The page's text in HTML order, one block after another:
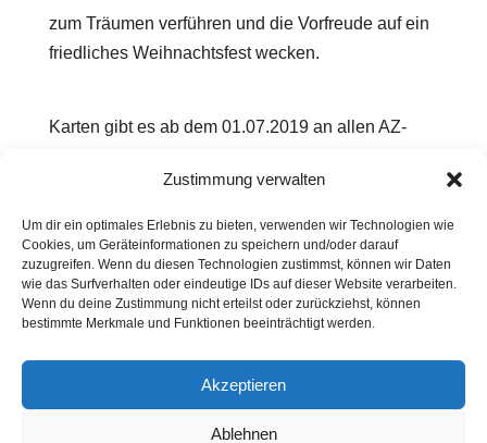
Zustimmung verwalten
Um dir ein optimales Erlebnis zu bieten, verwenden wir Technologien wie
Cookies, um Geräteinformationen zu speichern und/oder darauf
zuzugreifen. Wenn du diesen Technologien zustimmst, können wir Daten
wie das Surfverhalten oder eindeutige IDs auf dieser Website verarbeiten.
Wenn du deine Zustimmung nicht erteilst oder zurückziehst, können
bestimmte Merkmale und Funktionen beeinträchtigt werden.
Akzeptieren
Ablehnen
zum Träumen verführen und die Vorfreude auf ein
friedliches Weihnachtsfest wecken.
Karten gibt es ab dem 01.07.2019 an allen AZ-
Kontakt Presse Impressum
Haftung
Widerruf